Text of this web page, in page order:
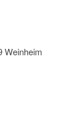
Weinheim